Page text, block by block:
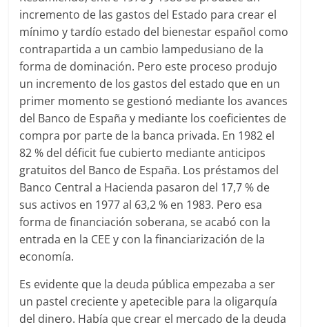
incremento de las gastos del Estado para crear el
mínimo y tardío estado del bienestar español como
contrapartida a un cambio lampedusiano de la
forma de dominación. Pero este proceso produjo
un incremento de los gastos del estado que en un
primer momento se gestionó mediante los avances
del Banco de España y mediante los coeficientes de
compra por parte de la banca privada. En 1982 el
82 % del déficit fue cubierto mediante anticipos
gratuitos del Banco de España. Los préstamos del
Banco Central a Hacienda pasaron del 17,7 % de
sus activos en 1977 al 63,2 % en 1983. Pero esa
forma de financiación soberana, se acabó con la
entrada en la CEE y con la financiarización de la
economía.
Es evidente que la deuda pública empezaba a ser
un pastel creciente y apetecible para la oligarquía
del dinero. Había que crear el mercado de la deuda